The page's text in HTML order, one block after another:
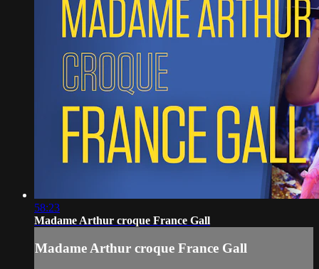
58:23
Madame Arthur croque France Gall
Madame Arthur croque France Gall